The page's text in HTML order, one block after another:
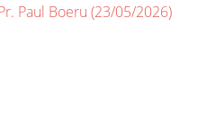
Paul Boeru (23/05/2026)